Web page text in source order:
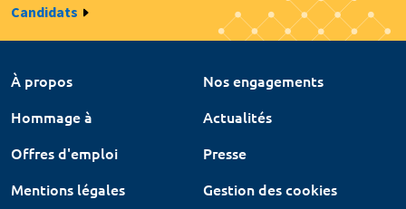
Candidats
À propos
Nos engagements
Hommage à
Actualités
Offres d'emploi
Presse
Mentions légales
Gestion des cookies